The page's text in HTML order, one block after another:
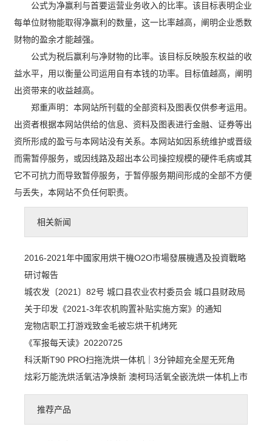
公式为净赢利与首要运营业务收入的比率。该目标表明企业
每单位财物能取得净赢利的数量，这一比率越高，阐明企业悉数
财物的盈余才能越强。
公式为税后赢利与净财物的比率。该目标反映股东权益的收
益水平，用以衡量公司运用自有本钱的功率。目标值越高，阐明
出资带来的收益越高。
郑重声明：本网站所刊载的全部资料及图表仅供参考运用。
出资者根据本网站供给的信息、资料及图表进行金融、证券等出
资所形成的盈亏与本网站没有关系。本网站如因系统维护或晋级
而需暂停服务，或因线路及超出本公司操控规模的硬件毛病或其
它不可抗力而导致暂停服务，于暂停服务期间形成的全部不方便
与丢失，本网站不负任何职责。
相关新闻
2016-2021年中國家用烘干機O2O市場發展機遇及投資戰略
研讨報告
城农发〔2021〕82号 城口县农业农村委员会 城口县财政局
关于印发《2021-3年农机购置补贴实施方案》的通知
宠物店职工打游戏致金毛被忘烘干机烤死
《军报每天读》20220725
科沃斯T90 PRO扫拖洗烘一体机｜3分钟超充全屋无死角
炫彩万能洗烘活氧洁净焕新 澳柯玛活氧全嵌洗烘一体机上市
推荐产品